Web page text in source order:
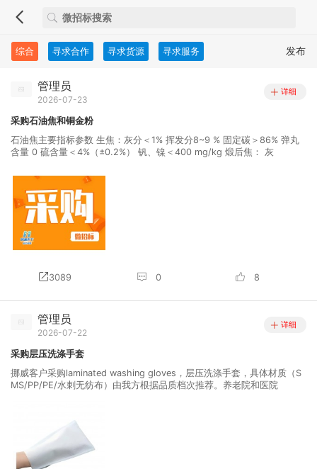
发布
综合 寻求合作 寻求货源 寻求服务
管理员
2026-07-23
详细
采购石油焦和铜金粉
石油焦主要指标参数 生焦：灰分＜1% 挥发分8~9 % 固定碳＞86% 弹丸
含量 0 硫含量＜4%（±0.2%） 钒、镍＜400 mg/kg 煅后焦： 灰
3089 0 8
管理员
2026-07-22
详细
采购层压洗涤手套
挪威客户采购laminated washing gloves，层压洗涤手套，具体材质（S
MS/PP/PE/水刺无纺布）由我方根据品质档次推荐。养老院和医院